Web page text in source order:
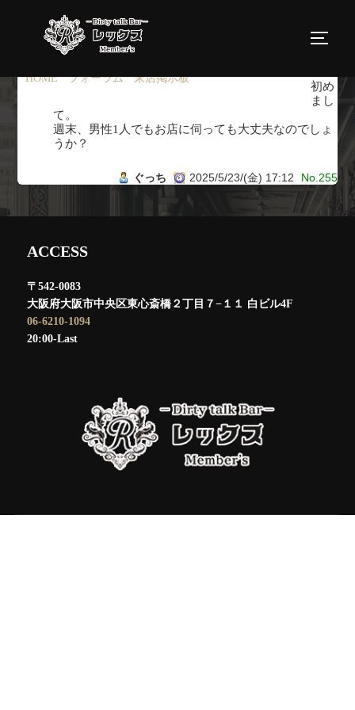
ン
プ
HOME › フォーラム › 来店掲示板 › 返信先: 来店掲示板
初め
まし
て。
週末、男性1人でもお店に伺っても大丈夫なのでしょ
うか？
ぐっち 2025/5/23/(金) 17:12 No.255
ACCESS
〒542-0083
大阪府大阪市中央区東心斎橋２丁目７−１１ 白ビル4F
06-6210-1094
20:00-Last